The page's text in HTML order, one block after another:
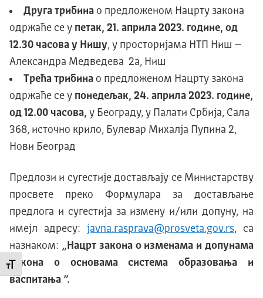
Промени величину слова
Друга трибина о предложеном Нацрту закона
одржаће се у петак, 21. априла 2023. године, од
12.30 часова у Нишу, у просторијама НТП Ниш –
Александра Медведева 2а, Ниш
Трећа трибина о предложеном Нацрту закона
одржаће се у понедељак, 24. априла 2023. године,
од 12.00 часова, у Београду, у Палати Србија, Сала
368, источно крило, Булевар Михалја Пупина 2,
Нови Београд
Предлози и сугестије достављају се Министарству
просвете преко Формулара за достављање
предлога и сугестија за измену и/или допуну, на
имејл адресу: javna.rasprava@prosveta.gov.rs, са
назнаком: „Нацрт закона о изменама и допунама
Закона оосновама система образовања и
васпитања ”.